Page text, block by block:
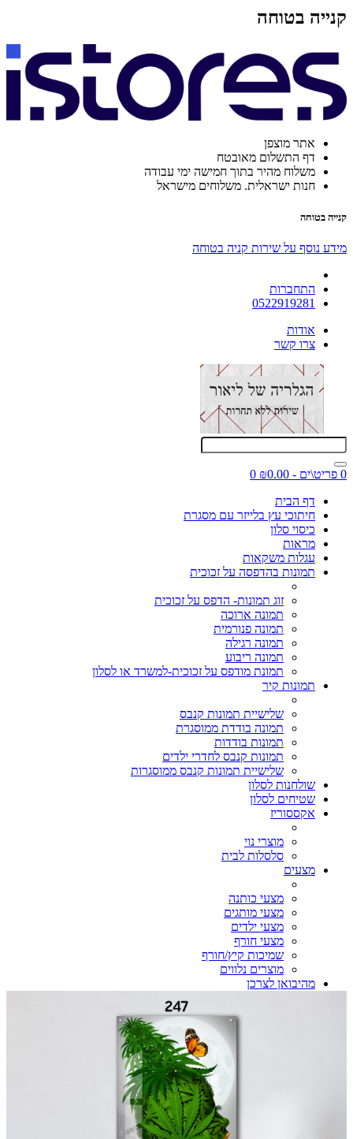
קנייה בטוחה
אתר מוצפן
דף התשלום מאובטח
משלוח מהיר בתוך חמישה ימי עבודה
חנות ישראלית. משלוחים מישראל
קנייה בטוחה
מידע נוסף על שירות קניה בטוחה
התחברות
0522919281
אודות
צרו קשר
0 פריט\ים - ₪0.00
0
דף הבית
חיתוכי עץ בלייזר עם מסגרת
כיסוי סלון
מראות
עגלות משקאות
תמונות בהדפסה על זכוכית
זוג תמונות- הדפס על זכוכית
תמונה ארוכה
תמונה פנורמית
תמונה רגילה
תמונה ריבוע
תמונת מודפס על זכוכית-למשרד או לסלון
תמונות קיר
שלישיית תמונות קנבס
תמונה בודדת ממוסגרת
תמונות בודדות
תמונות קנבס לחדרי ילדים
שלישיית תמונות קנבס ממוסגרות
שולחנות לסלון
שטיחים לסלון
אקססוריז
מוצרי נוי
סלסלות לבית
מצעים
מצעי כותנה
מצעי מותגים
מצעי ילדים
מצעי חורף
שמיכות קיץ/חורף
מוצרים נלווים
מהיבואן לצרכן